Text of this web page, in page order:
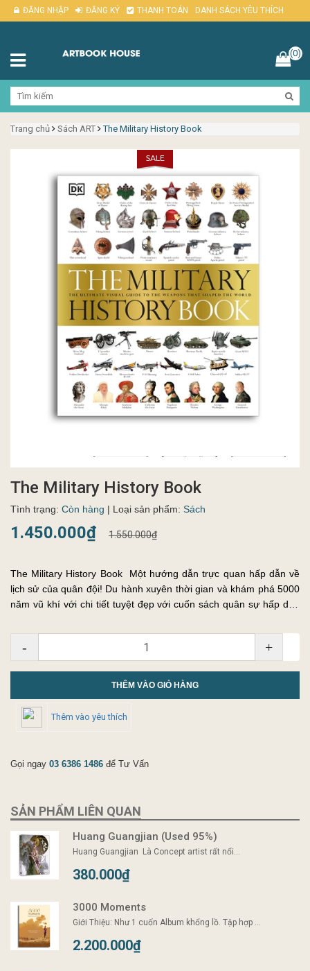
ĐĂNG NHẬP ĐĂNG KÝ THANH TOÁN DANH SÁCH YÊU THÍCH
(0)
Trang chủ Sách ART The Military History Book
The Military History Book
Tình trạng: Còn hàng | Loại sản phẩm: Sách
1.450.000₫ 1.550.000₫
The Military History Book Một hướng dẫn trực quan hấp dẫn về
lịch sử của quân đội! Du hành xuyên thời gian và khám phá 5000
năm vũ khí với chi tiết tuyệt đẹp với cuốn sách quân sự hấp dẫn
- +
THÊM VÀO GIỎ HÀNG
Thêm vào yêu thích
Gọi ngay 03 6386 1486 để Tư Vấn
SẢN PHẨM LIÊN QUAN
Huang Guangjian (Used 95%)
Huang Guangjian Là Concept artist rất nổi...
380.000₫
3000 Moments
Giới Thiệu: Như 1 cuốn Album khổng lồ. Tập hợp ...
2.200.000₫